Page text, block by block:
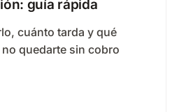
guía rápida
cuánto tarda y qué
quedarte sin cobro